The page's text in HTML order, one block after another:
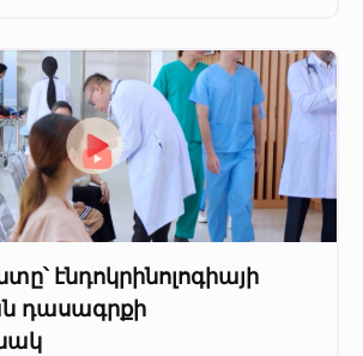
էնդոկրինոլոգիայի
դասագրքի